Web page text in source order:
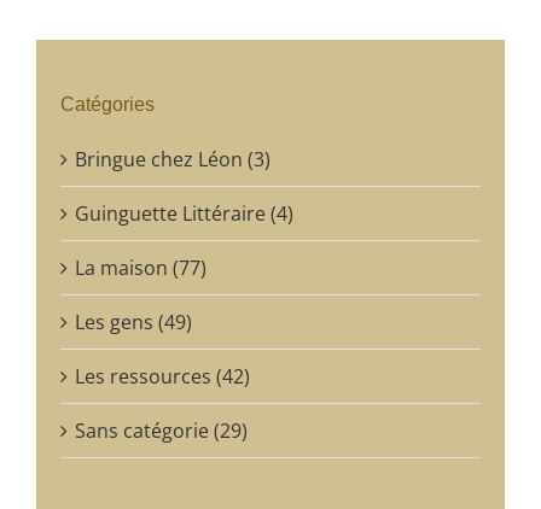
Catégories
Bringue chez Léon (3)
Guinguette Littéraire (4)
La maison (77)
Les gens (49)
Les ressources (42)
Sans catégorie (29)